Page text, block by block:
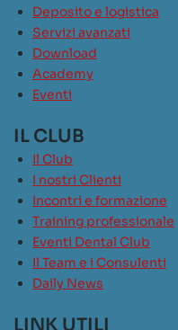
Deposito e logistica
Servizi avanzati
Download
Academy
Eventi
IL CLUB
Il Club
I nostri Clienti
Incontri e formazione
Training professionale
Eventi Dental Club
Il Team e i Consulenti
Daily News
LINK UTILI